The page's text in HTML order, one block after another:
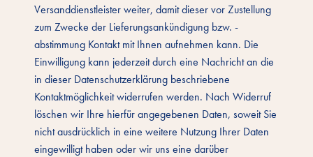
Versanddienstleister weiter, damit dieser vor Zustellung
zum Zwecke der Lieferungsankündigung bzw. -
abstimmung Kontakt mit Ihnen aufnehmen kann. Die
Einwilligung kann jederzeit durch eine Nachricht an die
in dieser Datenschutzerklärung beschriebene
Kontaktmöglichkeit widerrufen werden. Nach Widerruf
löschen wir Ihre hierfür angegebenen Daten, soweit Sie
nicht ausdrücklich in eine weitere Nutzung Ihrer Daten
eingewilligt haben oder wir uns eine darüber